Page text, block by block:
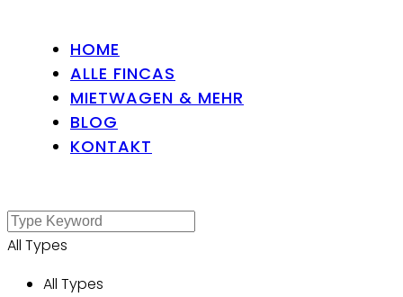
HOME
ALLE FINCAS
MIETWAGEN & MEHR
BLOG
KONTAKT
All Types
All Types